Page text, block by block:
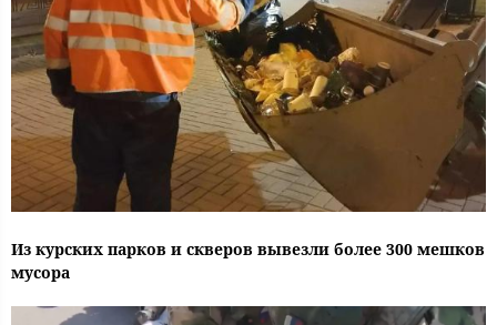
Из курских парков и скверов вывезли более 300 мешков
мусора